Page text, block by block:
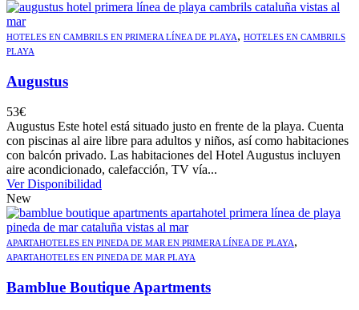
HOTELES EN CAMBRILS EN PRIMERA LÍNEA DE PLAYA, HOTELES EN CAMBRILS
PLAYA
Augustus
53€
Augustus Este hotel está situado justo en frente de la playa. Cuenta
con piscinas al aire libre para adultos y niños, así como habitaciones
con balcón privado. Las habitaciones del Hotel Augustus incluyen
aire acondicionado, calefacción, TV vía...
Ver Disponibilidad
New
APARTAHOTELES EN PINEDA DE MAR EN PRIMERA LÍNEA DE PLAYA,
APARTAHOTELES EN PINEDA DE MAR PLAYA
Bamblue Boutique Apartments